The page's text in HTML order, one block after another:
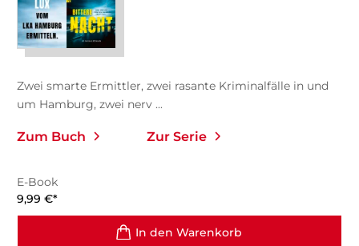
Zwei smarte Ermittler, zwei rasante Kriminalfälle in und
um Hamburg, zwei nerv ...
Zum Buch Zur Serie
E-Book
9,99 €*
In den Warenkorb